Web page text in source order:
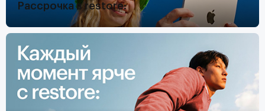
Рассрочка в restore: